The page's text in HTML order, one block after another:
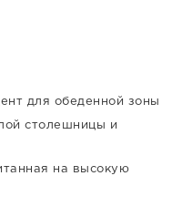
для обеденной зоны
столешницы и
на высокую